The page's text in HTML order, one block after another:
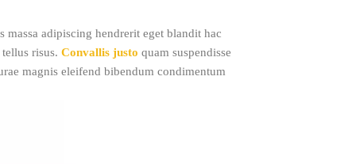
adipiscing hendrerit eget blandit hac
risus. Convallis justo quam suspendisse
magnis eleifend bibendum condimentum